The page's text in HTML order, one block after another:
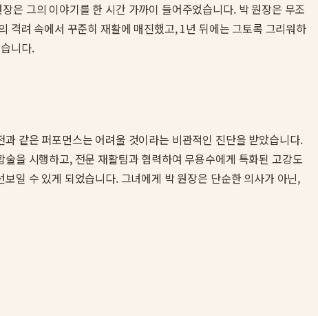
은 그의 이야기를 한 시간 가까이 들어주었습니다. 박 원장은 무조
격려 속에서 꾸준히 재활에 매진했고, 1년 뒤에는 그토록 그리워하
니다.
같은 퍼포먼스는 어려울 것이라는 비관적인 진단을 받았습니다.
을 시행하고, 전문 재활팀과 협력하여 무용수에게 특화된 고강도
일 수 있게 되었습니다. 그녀에게 박 원장은 단순한 의사가 아닌,